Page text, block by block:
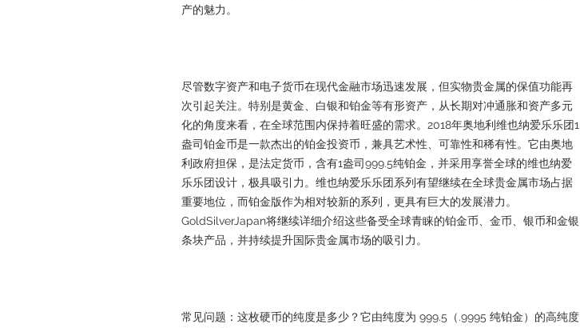
产的魅力。
尽管数字资产和电子货币在现代金融市场迅速发展，但实物贵金属的保值功能再
次引起关注。特别是黄金、白银和铂金等有形资产，从长期对冲通胀和资产多元
化的角度来看，在全球范围内保持着旺盛的需求。2018年奥地利维也纳爱乐乐团1
盎司铂金币是一款杰出的铂金投资币，兼具艺术性、可靠性和稀有性。它由奥地
利政府担保，是法定货币，含有1盎司999.5纯铂金，并采用享誉全球的维也纳爱
乐乐团设计，极具吸引力。维也纳爱乐乐团系列有望继续在全球贵金属市场占据
重要地位，而铂金版作为相对较新的系列，更具有巨大的发展潜力。
GoldSilverJapan将继续详细介绍这些备受全球青睐的铂金币、金币、银币和金银
条块产品，并持续提升国际贵金属市场的吸引力。
常见问题：这枚硬币的纯度是多少？它由纯度为 999.5（.9995 纯铂金）的高纯度